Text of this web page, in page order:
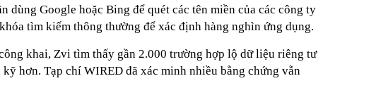
dùng Google hoặc Bing để quét các tên miền của các công ty
tìm kiếm thông thường để xác định hàng nghìn ứng dụng.
khai, Zvi tìm thấy gần 2.000 trường hợp lộ dữ liệu riêng tư
hơn. Tạp chí WIRED đã xác minh nhiều bằng chứng vẫn